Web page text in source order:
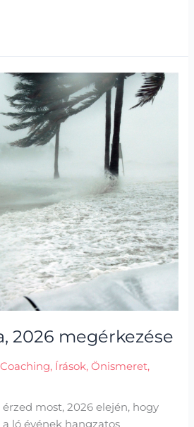
2026 megérkezése
Coaching, Írások,Önismeret,
most, 2026 elején, hogy
a ló évének hangzatos